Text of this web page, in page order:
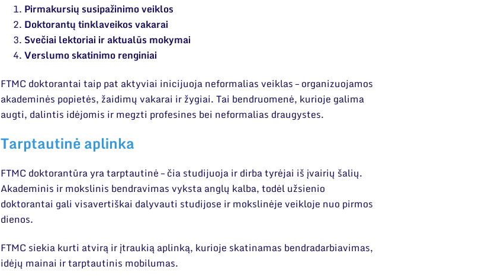
Pirmakursių susipažinimo veiklos
Doktorantų tinklaveikos vakarai
Svečiai lektoriai ir aktualūs mokymai
Verslumo skatinimo renginiai
FTMC doktorantai taip pat aktyviai inicijuoja neformalias veiklas – organizuojamos
akademinės popietės, žaidimų vakarai ir žygiai. Tai bendruomenė, kurioje galima
augti, dalintis idėjomis ir megzti profesines bei neformalias draugystes.
Tarptautinė aplinka
FTMC doktorantūra yra tarptautinė – čia studijuoja ir dirba tyrėjai iš įvairių šalių.
Akademinis ir mokslinis bendravimas vyksta anglų kalba, todėl užsienio
doktorantai gali visavertiškai dalyvauti studijose ir mokslinėje veikloje nuo pirmos
dienos.
FTMC siekia kurti atvirą ir įtraukią aplinką, kurioje skatinamas bendradarbiavimas,
idėjų mainai ir tarptautinis mobilumas.